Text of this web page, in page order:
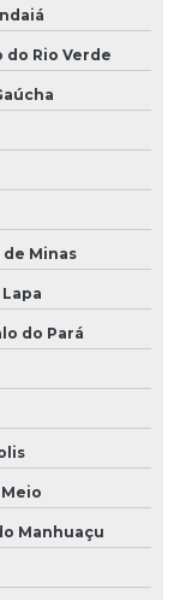
do Rio Verde
Minas
do Pará
Manhuaçu